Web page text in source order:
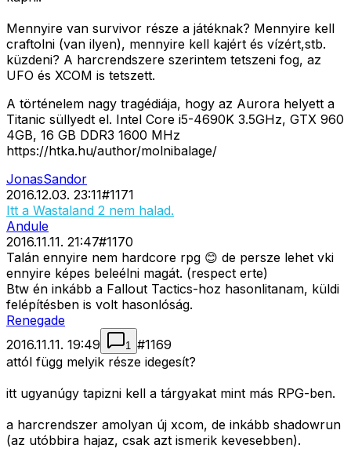
Mennyire van survivor része a játéknak? Mennyire kell
craftolni (van ilyen), mennyire kell kajért és vízért,stb.
küzdeni? A harcrendszere szerintem tetszeni fog, az
UFO és XCOM is tetszett.
A történelem nagy tragédiája, hogy az Aurora helyett a
Titanic süllyedt el. Intel Core i5-4690K 3.5GHz, GTX 960
4GB, 16 GB DDR3 1600 MHz
https://htka.hu/author/molnibalage/
JonasSandor
2016.12.03. 23:11#1171
Itt a Wastaland 2 nem halad.
Andule
2016.11.11. 21:47#1170
Talán ennyire nem hardcore rpg 😊 de persze lehet vki
ennyire képes beleélni magát. (respect erte)
Btw én inkább a Fallout Tactics-hoz hasonlitanam, küldi
felépítésben is volt hasonlóság.
Renegade
2016.11.11. 19:49
1 #1169
attól függ melyik része idegesít?
itt ugyanúgy tapizni kell a tárgyakat mint más RPG-ben.
a harcrendszer amolyan új xcom, de inkább shadowrun
(az utóbbira hajaz, csak azt ismerik kevesebben).